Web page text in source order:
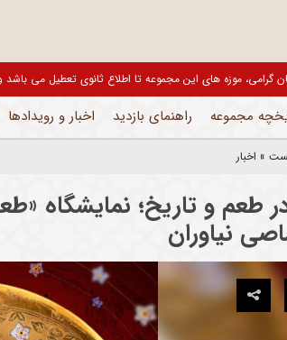
گرامی، موزه های این مجموعه تا اطلاع ثانوی تعطیل می
مجموعه راهنمای بازدید اخبار و رویدادها
» اخبار
طعم و تاریخ؛ نمایشگاه
نیاوران